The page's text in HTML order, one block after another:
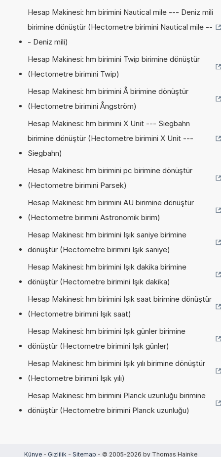
Hesap Makinesi: hm birimini Nautical mile --- Deniz mili
birimine dönüştür (Hectometre birimini Nautical mile --
- Deniz mili)
Hesap Makinesi: hm birimini Twip birimine dönüştür
(Hectometre birimini Twip)
Hesap Makinesi: hm birimini Å birimine dönüştür
(Hectometre birimini Ångström)
Hesap Makinesi: hm birimini X Unit --- Siegbahn
birimine dönüştür (Hectometre birimini X Unit ---
Siegbahn)
Hesap Makinesi: hm birimini pc birimine dönüştür
(Hectometre birimini Parsek)
Hesap Makinesi: hm birimini AU birimine dönüştür
(Hectometre birimini Astronomik birim)
Hesap Makinesi: hm birimini Işık saniye birimine
dönüştür (Hectometre birimini Işık saniye)
Hesap Makinesi: hm birimini Işık dakika birimine
dönüştür (Hectometre birimini Işık dakika)
Hesap Makinesi: hm birimini Işık saat birimine dönüştür
(Hectometre birimini Işık saat)
Hesap Makinesi: hm birimini Işık günler birimine
dönüştür (Hectometre birimini Işık günler)
Hesap Makinesi: hm birimini Işık yılı birimine dönüştür
(Hectometre birimini Işık yılı)
Hesap Makinesi: hm birimini Planck uzunluğu birimine
dönüştür (Hectometre birimini Planck uzunluğu)
Künye- Gizlilik - Sitemap - © 2005-2026 by Thomas Hainke